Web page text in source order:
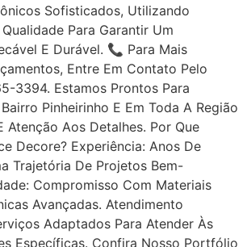
Sofisticados, Utilizando
Para Garantir Um
E Durável. 📞 Para Mais
Entre Em Contato Pelo
3394. Estamos Prontos Para
Pinheirinho E Em Toda A Região
Atenção Aos Detalhes. Por Que
Decore? Experiência: Anos De
Trajetória De Projetos Bem-
Compromisso Com Materiais
Avançadas. Atendimento
Adaptados Para Atender Às
Específicas. Confira Nosso Portfólio